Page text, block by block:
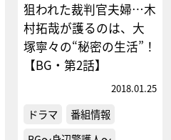
狙われた裁判官夫婦…木
村拓哉が護るのは、大
塚寧々の“秘密の生活”！
【BG・第2話】
2018.01.25
ドラマ
番組情報